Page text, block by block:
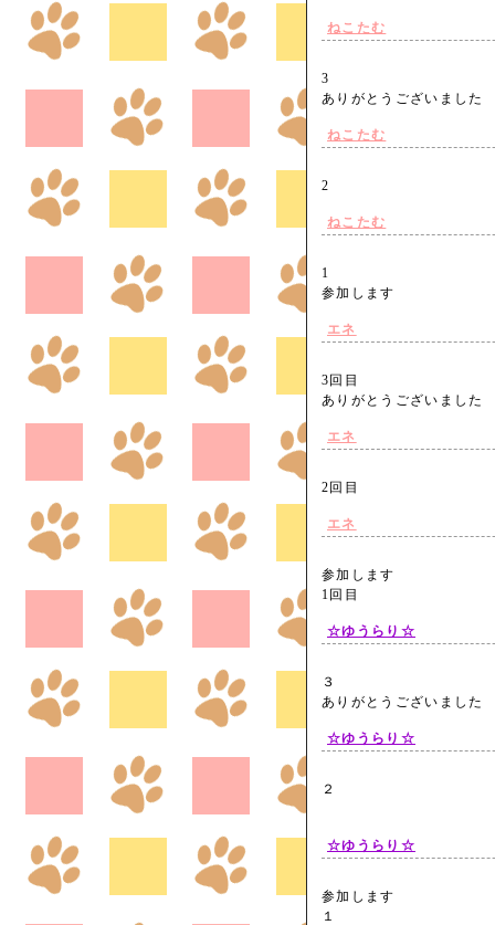
ねこたむ
3
ありがとうございまし
ねこたむ
2
ねこたむ
1
参加します
エネ
3回目
ありがとうございまし
エネ
2回目
エネ
参加します
1回目
☆ゆうらり☆
３
ありがとうございまし
☆ゆうらり☆
２
☆ゆうらり☆
参加します
１